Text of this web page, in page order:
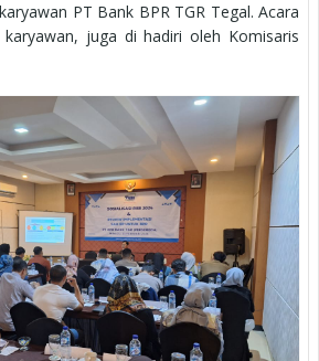
PT Bank BPR TGR Tegal. Acara
juga di hadiri oleh Komisaris